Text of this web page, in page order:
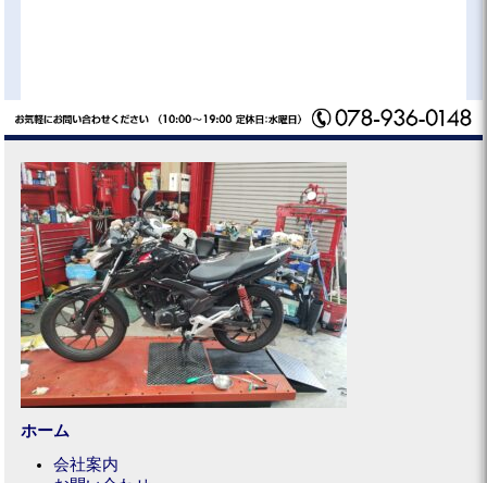
ホーム
会社案内